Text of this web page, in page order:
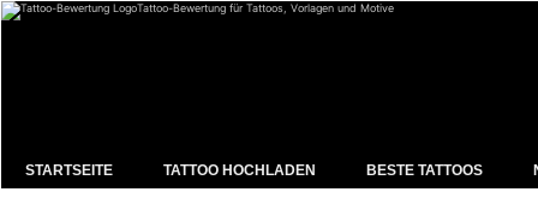
Tattoo-Bewertung für Tattoos, Vorlagen und Motive
STARTSEITE TATTOO HOCHLADEN BESTE TATTOOS